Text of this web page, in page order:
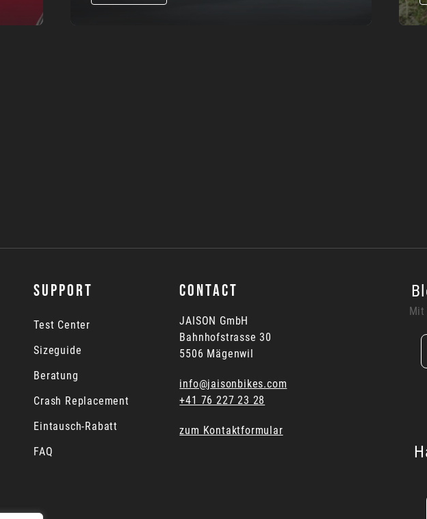
SUPPORT
Test Center
Sizeguide
Beratung
Crash Replacement
Eintausch-Rabatt
FAQ
CONTACT
JAISON GmbH
Bahnhofstrasse 30
5506 Mägenwil
info@jaisonbikes.com
+41 76 227 23 28
zum Kontaktformular